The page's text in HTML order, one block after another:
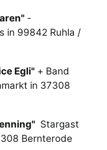
-
in 99842 Ruhla /
Egli" + Band
in 37308
Stargast
Bernterode